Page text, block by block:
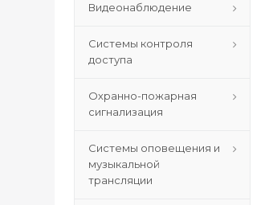
Видеонаблюдение
Системы контроля
доступа
Охранно-пожарная
сигнализация
Системы оповещения и
музыкальной
трансляции